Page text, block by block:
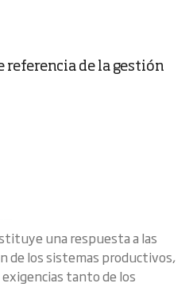
referencia de la gestión
una respuesta a las
de los sistemas productivos,
tanto de los